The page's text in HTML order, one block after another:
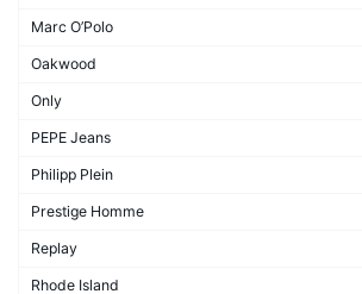
Marc O’Polo
Oakwood
Only
PEPE Jeans
Philipp Plein
Prestige Homme
Replay
Rhode Island